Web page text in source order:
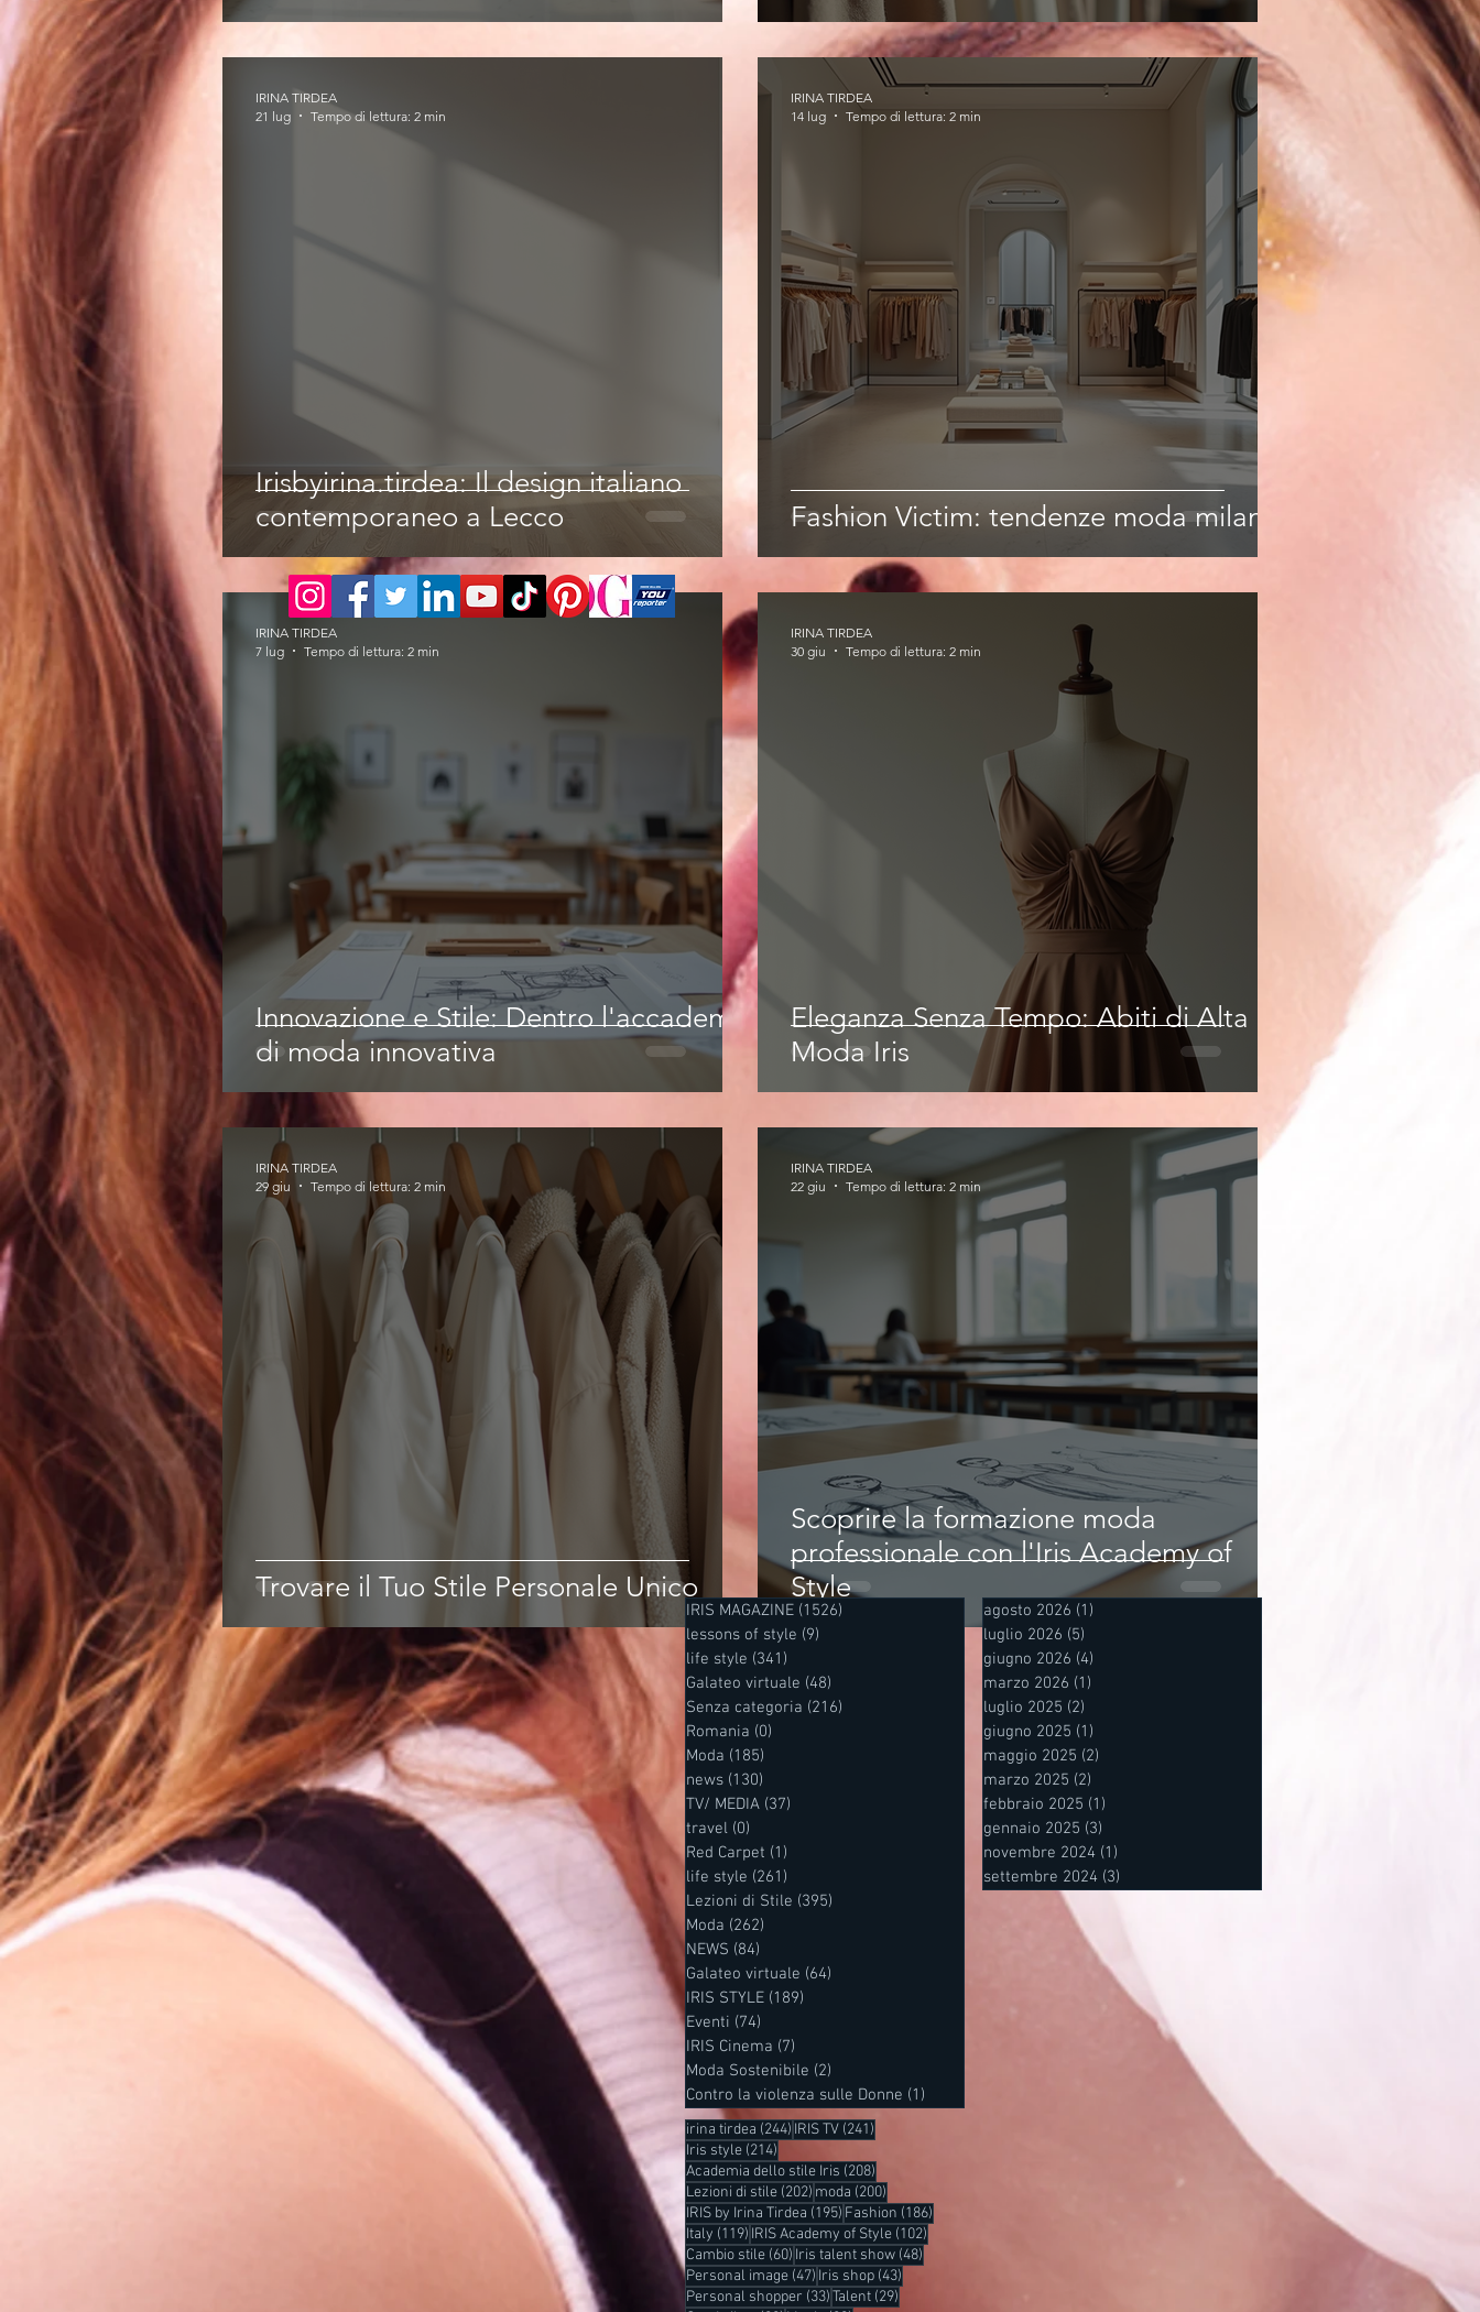
Irisbyirina.tirdea: Il design italiano
contemporaneo a Lecco
IRINA TIRDEA
21 lug
Tempo di lettura: 2 min
Fashion Victim: tendenze moda milano
IRINA TIRDEA
14 lug
Tempo di lettura: 2 min
Innovazione e Stile: Dentro l'accademia
di moda innovativa
IRINA TIRDEA
7 lug
Tempo di lettura: 2 min
Eleganza Senza Tempo: Abiti di Alta
Moda Iris
IRINA TIRDEA
30 giu
Tempo di lettura: 2 min
Trovare il Tuo Stile Personale Unico
IRINA TIRDEA
29 giu
Tempo di lettura: 2 min
Scoprire la formazione moda
professionale con l'Iris Academy of
Style
IRINA TIRDEA
22 giu
Tempo di lettura: 2 min
IRIS MAGAZINE (1526)
lessons of style (9)
life style (341)
Galateo virtuale (48)
Senza categoria (216)
Romania (0)
Moda (185)
news (130)
TV/ MEDIA (37)
travel (0)
Red Carpet (1)
life style (261)
Lezioni di Stile (395)
Moda (262)
NEWS (84)
Galateo virtuale (64)
IRIS STYLE (189)
Eventi (74)
IRIS Cinema (7)
Moda Sostenibile (2)
Contro la violenza sulle Donne (1)
irina tirdea (244) 244 post
IRIS TV (241)
Iris style (214)
Academia dello stile Iris (208)
Lezioni di stile (202) 202 post
moda (200)
IRIS by Irina Tirdea (195) 195 post
Fashion (186)
Italy (119) 119 post
IRIS Academy of Style (102)
Cambio stile (60) 60 post
Iris talent show (48)
Personal image (47) 47 post
Iris shop (43)
Personal shopper (33)33 post
Talent (29)
agosto 2026 (1)
luglio 2026 (5)
giugno 2026 (4)
marzo 2026 (1)
luglio 2025 (2)
giugno 2025 (1)
maggio 2025 (2)
marzo 2025 (2)
febbraio 2025 (1)
gennaio 2025 (3)
novembre 2024 (1)
settembre 2024 (3)